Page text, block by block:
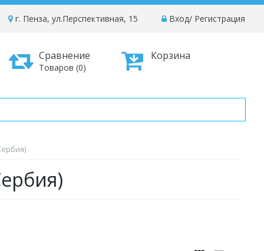
Вход/ Регистрация
г. Пенза, ул.Перспективная, 15
Корзина
Сравнение
Товаров (0)